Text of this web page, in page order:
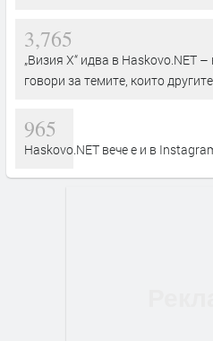
3,765
„Визия Х“ идва в Haskovo.NET
говори за темите, които
965
Haskovo.NET вече е и в